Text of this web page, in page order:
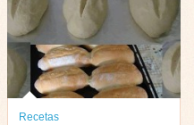
Recetas